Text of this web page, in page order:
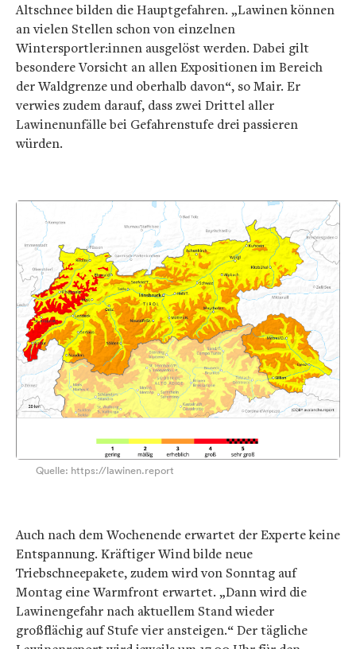
Altschnee bilden die Hauptgefahren. „Lawinen können
an vielen Stellen schon von einzelnen
Wintersportler:innen ausgelöst werden. Dabei gilt
besondere Vorsicht an allen Expositionen im Bereich
der Waldgrenze und oberhalb davon“, so Mair. Er
verwies zudem darauf, dass zwei Drittel aller
Lawinenunfälle bei Gefahrenstufe drei passieren
würden.
Quelle: https://lawinen.report
Auch nach dem Wochenende erwartet der Experte keine
Entspannung. Kräftiger Wind bilde neue
Triebschneepakete, zudem wird von Sonntag auf
Montag eine Warmfront erwartet. „Dann wird die
Lawinengefahr nach aktuellem Stand wieder
großflächig auf Stufe vier ansteigen.“ Der tägliche